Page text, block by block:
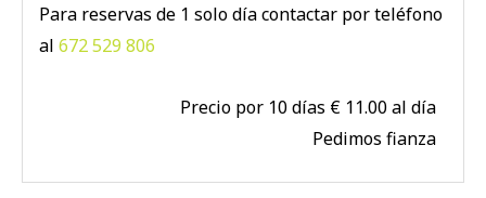
Para reservas de 1 solo día contactar por teléfono
al 672 529 806
Precio por 10 días € 11.00 al día
Pedimos fianza